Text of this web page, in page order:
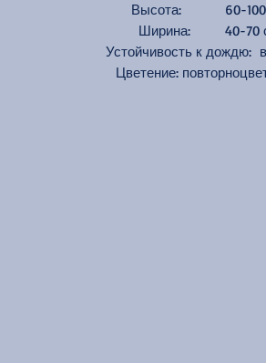
Высота: 60-100
Ширина: 40-70
Устойчивость к дождю:
Цветение: